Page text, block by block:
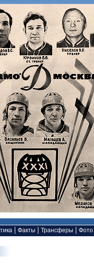
Факты Трансферы Фото